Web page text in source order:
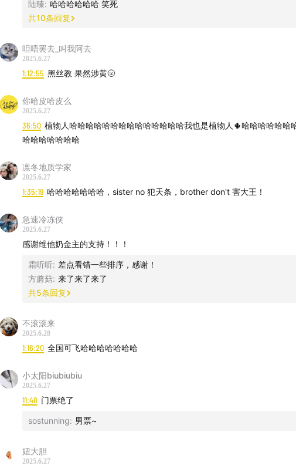
01:28:29生活中各种各样的mate
01:52:56朋友间特别的陪伴经历
02:06:13宠物的陪伴
02:10:34陪伴的力量
🎊线下演出：
本周末冰冰的脱口秀专场《不懂事儿》会在贵阳和昆明演出哦！希望能
大家见面！具体购票信息请查看下方海报👇🏻也可以关注小红书：
陆臻: 哈哈哈哈哈哈 笑死
共10条回复
呾唔罢去_叫我阿去
2025.6.27
1:12:55 黑丝教 果然涉黄🌝
你哈皮哈皮么
2025.6.27
36:50 植物人哈哈哈哈哈哈哈哈哈哈哈哈哈哈我也是植物人🌵哈哈哈哈哈哈
哈哈哈哈哈哈哈
凛冬地质学家
2025.6.27
1:35:19 哈哈哈哈哈哈哈，sister no 犯天条，brother don't 害大王！
急速冷冻侠
2025.6.27
感谢维他奶金主的支持！！！
霜听听: 差点看错一些排序，感谢！
方蘑菇: 来了来了来了
共5条回复
不滚滚来
2025.6.28
1:16:20 全国可飞哈哈哈哈哈哈哈
小太阳biubiubiu
2025.6.27
11:48 门票绝了
sostunning: 男票~
妞大胆
2025.6.27